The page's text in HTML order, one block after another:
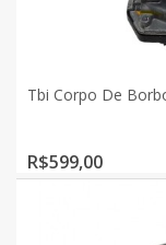
Tbi Corpo De
R$599,00